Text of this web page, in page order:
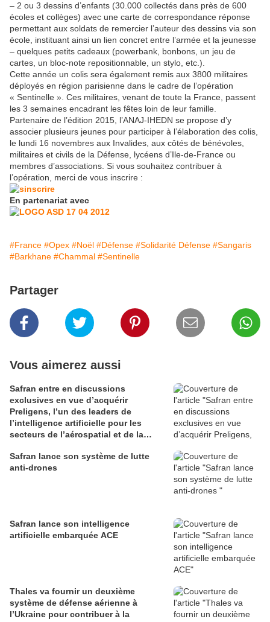
– 2 ou 3 dessins d’enfants (30.000 collectés dans près de 600
écoles et collèges) avec une carte de correspondance réponse
permettant aux soldats de remercier l’auteur des dessins via son
école, instituant ainsi un lien concret entre l’armée et la jeunesse
– quelques petits cadeaux (powerbank, bonbons, un jeu de
cartes, un bloc-note repositionnable, un stylo, etc.).
Cette année un colis sera également remis aux 3800 militaires
déployés en région parisienne dans le cadre de l’opération
« Sentinelle ». Ces militaires, venant de toute la France, passent
les 3 semaines encadrant les fêtes loin de leur famille.
Partenaire de l’édition 2015, l’ANAJ-IHEDN se propose d’y
associer plusieurs jeunes pour participer à l’élaboration des colis,
le lundi 16 novembres aux Invalides, aux côtés de bénévoles,
militaires et civils de la Défense, lycéens d’Ile-de-France ou
membres d’associations. Si vous souhaitez contribuer à
l’opération, merci de vous inscrire :
En partenariat avec
#France #Opex #Noël #Défense #Solidarité Défense #Sangaris
#Barkhane #Chammal #Sentinelle
Partager
Vous aimerez aussi
Safran entre en discussions
exclusives en vue d’acquérir
Preligens, l’un des leaders de
l’intelligence artificielle pour les
secteurs de l’aérospatial et de la
Safran lance son système de lutte
anti-drones
Safran lance son intelligence
artificielle embarquée ACE
Thales va fournir un deuxième
système de défense aérienne à
l’Ukraine pour contribuer à la